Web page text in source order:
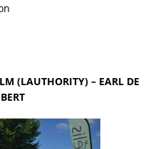
(LAUTHORITY) – EARL DE